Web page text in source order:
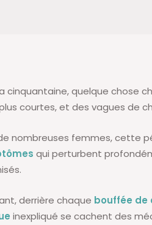
cinquantaine, quelque chose
courtes, et des vagues de
nombreuses femmes, cette
qui perturbent
derrière chaque bouffée de
inexpliqué se cachent des